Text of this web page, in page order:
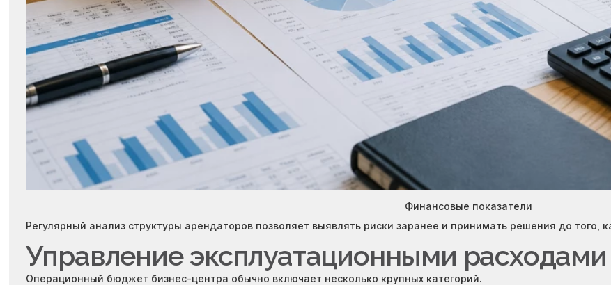
Финансовые показатели
Регулярный анализ структуры арендаторов позволяет выявлять риски заранее и принимать решения до того,
Управление эксплуатационными расходами
Операционный бюджет бизнес-центра обычно включает несколько крупных категорий.